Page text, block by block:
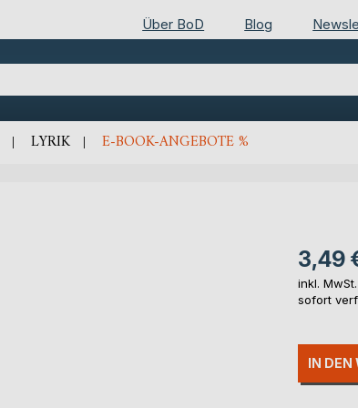
Über BoD Blog
LYRIK E-BOOK-ANGEBOTE %
3,49
inkl. MwSt.
sofort
IN DEN